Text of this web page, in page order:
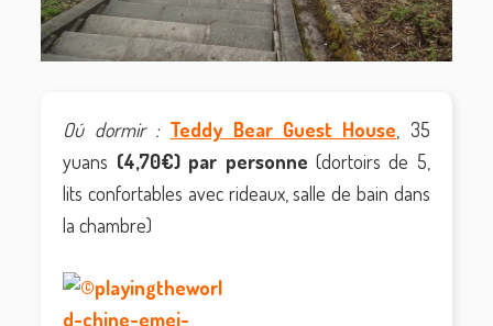
Oú dormir : Teddy Bear Guest House, 35
yuans (4,70€) par personne (dortoirs de 5,
lits confortables avec rideaux, salle de bain dans
la chambre)